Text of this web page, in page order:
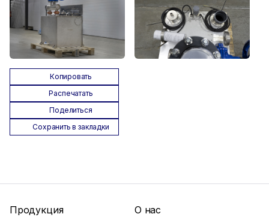
Копировать
Распечатать
Поделиться
Сохранить в закладки
Продукция
О нас